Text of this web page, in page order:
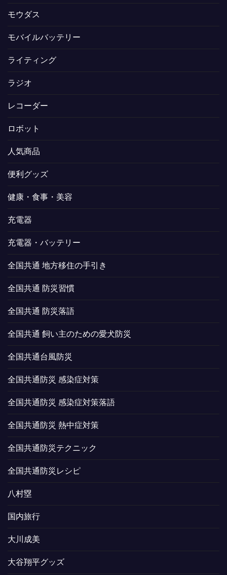
モウダス
モバイルバッテリー
ライティング
ラジオ
レコーダー
ロボット
人気商品
便利グッズ
健康・食事・美容
充電器
充電器・バッテリー
全国共通 地方移住の手引き
全国共通 防災習慣
全国共通 防災落語
全国共通 飼い主のための愛犬防災
全国共通台風防災
全国共通防災 感染症対策
全国共通防災 感染症対策落語
全国共通防災 熱中症対策
全国共通防災テクニック
全国共通防災レシピ
八村塁
国内旅行
大川成美
大谷翔平グッズ